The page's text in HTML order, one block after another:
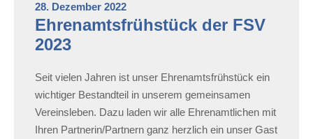
28. Dezember 2022
Ehrenamtsfrühstück der FSV
2023
Seit vielen Jahren ist unser Ehrenamtsfrühstück ein
wichtiger Bestandteil in unserem gemeinsamen
Vereinsleben. Dazu laden wir alle Ehrenamtlichen mit
Ihren Partnerin/Partnern ganz herzlich ein unser Gast